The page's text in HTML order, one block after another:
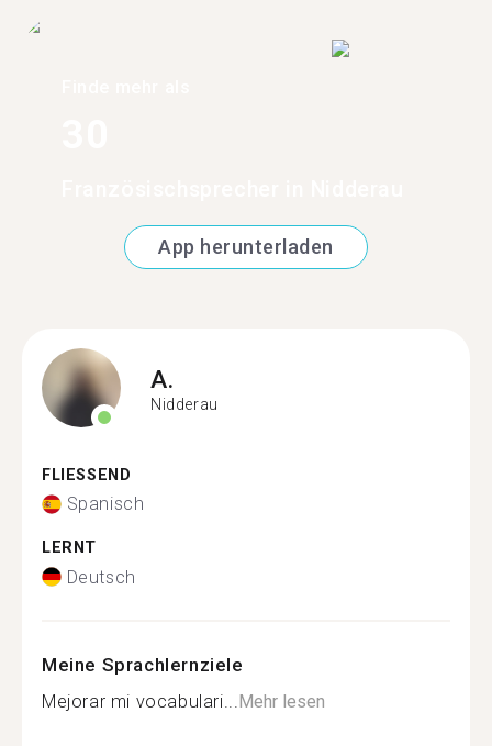
App herunterladen
A.
Nidderau
FLIESSEND
Spanisch
LERNT
Deutsch
Meine Sprachlernziele
Mejorar mi vocabulari... Mehr lesen